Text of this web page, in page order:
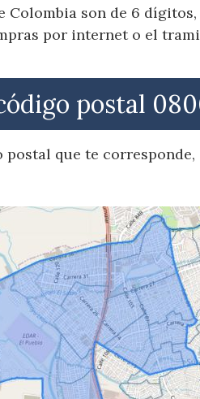
son de 6
por internet o el
postal
que te